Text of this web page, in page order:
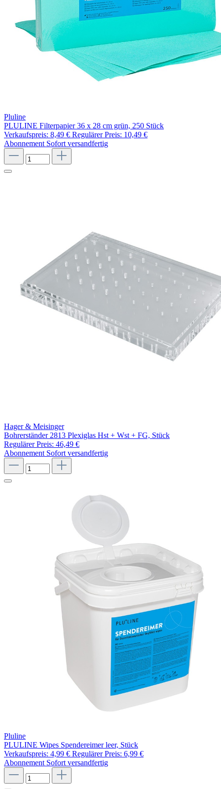
Pluline
PLULINE Filterpapier 36 x 28 cm grün, 250 Stück
Verkaufspreis: 8,49 € Regulärer Preis: 10,49 €
Abonnement Sofort versandfertig
Hager & Meisinger
Bohrerständer 2813 Plexiglas Hst + Wst + FG, Stück
Regulärer Preis: 46,49 €
Abonnement Sofort versandfertig
Pluline
PLULINE Wipes Spendereimer leer, Stück
Verkaufspreis: 4,99 € Regulärer Preis: 6,99 €
Abonnement Sofort versandfertig